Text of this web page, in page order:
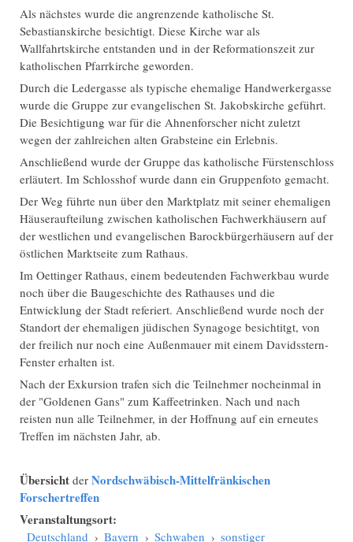
Als nächstes wurde die angrenzende katholische St.
Sebastianskirche besichtigt. Diese Kirche war als
Wallfahrtskirche entstanden und in der Reformationszeit zur
katholischen Pfarrkirche geworden.
Durch die Ledergasse als typische ehemalige Handwerkergasse
wurde die Gruppe zur evangelischen St. Jakobskirche geführt.
Die Besichtigung war für die Ahnenforscher nicht zuletzt
wegen der zahlreichen alten Grabsteine ein Erlebnis.
Anschließend wurde der Gruppe das katholische Fürstenschloss
erläutert. Im Schlosshof wurde dann ein Gruppenfoto gemacht.
Der Weg führte nun über den Marktplatz mit seiner ehemaligen
Häuseraufteilung zwischen katholischen Fachwerkhäusern auf
der westlichen und evangelischen Barockbürgerhäusern auf der
östlichen Marktseite zum Rathaus.
Im Oettinger Rathaus, einem bedeutenden Fachwerkbau wurde
noch über die Baugeschichte des Rathauses und die
Entwicklung der Stadt referiert. Anschließend wurde noch der
Standort der ehemaligen jüdischen Synagoge besichtitgt, von
der freilich nur noch eine Außenmauer mit einem Davidsstern-
Fenster erhalten ist.
Nach der Exkursion trafen sich die Teilnehmer nocheinmal in
der "Goldenen Gans" zum Kaffeetrinken. Nach und nach
reisten nun alle Teilnehmer, in der Hoffnung auf ein erneutes
Treffen im nächsten Jahr, ab.
Übersicht der Nordschwäbisch-Mittelfränkischen
Forschertreffen
Veranstaltungsort:
Deutschland › Bayern › Schwaben › sonstiger